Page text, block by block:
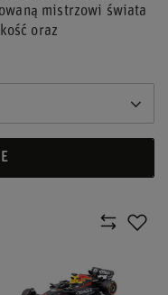
mistrzowi świata
oraz